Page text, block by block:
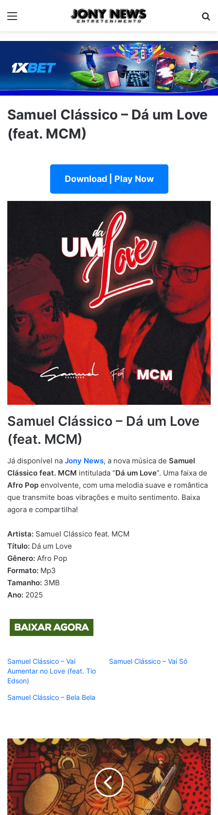
Menu
Samuel Clássico – Dá um Love
(feat. MCM)
Download | Play Now
Samuel Clássico – Dá um Love
(feat. MCM)
Já disponível na Jony News, a nova música de Samuel
Clássico feat. MCM intitulada “Dá um Love”. Uma faixa de
Afro Pop envolvente, com uma melodia suave e romântica
que transmite boas vibrações e muito sentimento. Baixa
agora e compartilha!
Artista: Samuel Clássico feat. MCM
Título: Dá um Love
Gênero: Afro Pop
Formato: Mp3
Tamanho: 3MB
Ano: 2025
Samuel Clássico – Vai
Aumentar no Love (feat. Tio
Edson)
Samuel Clássico – Vai Só
Samuel Clássico – Bela Bela
Salima
Chica
-
Songi
Songi